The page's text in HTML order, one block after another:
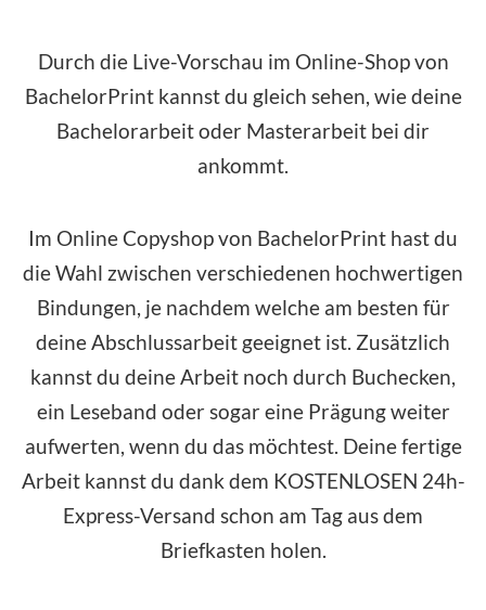
Durch die Live-Vorschau im Online-Shop von
BachelorPrint kannst du gleich sehen, wie deine
Bachelorarbeit oder Masterarbeit bei dir
ankommt.
Im Online Copyshop von BachelorPrint hast du
die Wahl zwischen verschiedenen hochwertigen
Bindungen, je nachdem welche am besten für
deine Abschlussarbeit geeignet ist. Zusätzlich
kannst du deine Arbeit noch durch Buchecken,
ein Leseband oder sogar eine Prägung weiter
aufwerten, wenn du das möchtest. Deine fertige
Arbeit kannst du dank dem KOSTENLOSEN 24h-
Express-Versand schon am Tag aus dem
Briefkasten holen.